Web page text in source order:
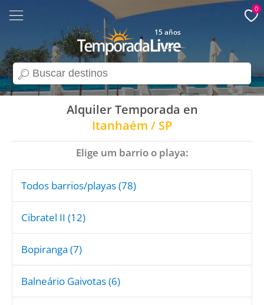
search
15 años
0
Alquiler Temporada en
Itanhaém / SP
Elige um barrio o playa:
Todos barrios/playas (78)
Cibratel II (12)
Bopiranga (7)
Balneário Gaivotas (6)